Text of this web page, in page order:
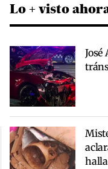
Lo + visto
José